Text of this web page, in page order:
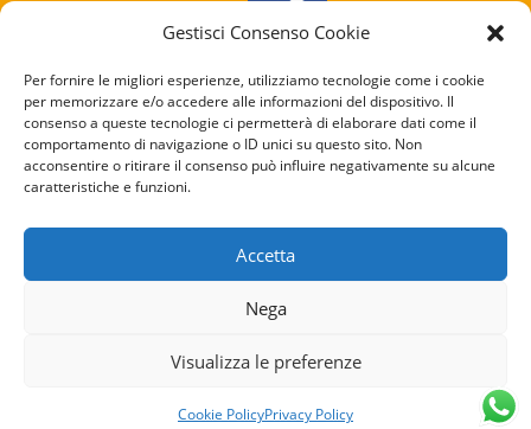
Gestisci Consenso Cookie
Per fornire le migliori esperienze, utilizziamo tecnologie come i cookie
per memorizzare e/o accedere alle informazioni del dispositivo. Il
consenso a queste tecnologie ci permetterà di elaborare dati come il
comportamento di navigazione o ID unici su questo sito. Non
acconsentire o ritirare il consenso può influire negativamente su alcune
caratteristiche e funzioni.
Accetta
Nega
Visualizza le preferenze
Cookie PolicyPrivacy Policy
COOKIE
POLICY
PRIVACY